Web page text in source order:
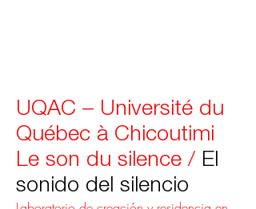
UQAC – Université du
Québec à Chicoutimi
Le son du silence / El
sonido del silencio